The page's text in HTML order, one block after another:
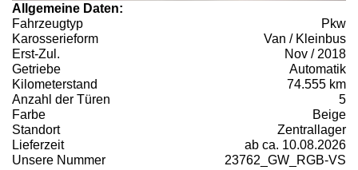
Allgemeine Daten:
Fahrzeugtyp
Pkw
Karosserieform
Van / Kleinbus
Erst-Zul.
Nov / 2018
Getriebe
Automatik
Kilometerstand
74.555 km
Anzahl der Türen
5
Farbe
Beige
Standort
Zentrallager
Lieferzeit
ab ca. 10.08.2026
Unsere Nummer
23762_GW_RGB-VS